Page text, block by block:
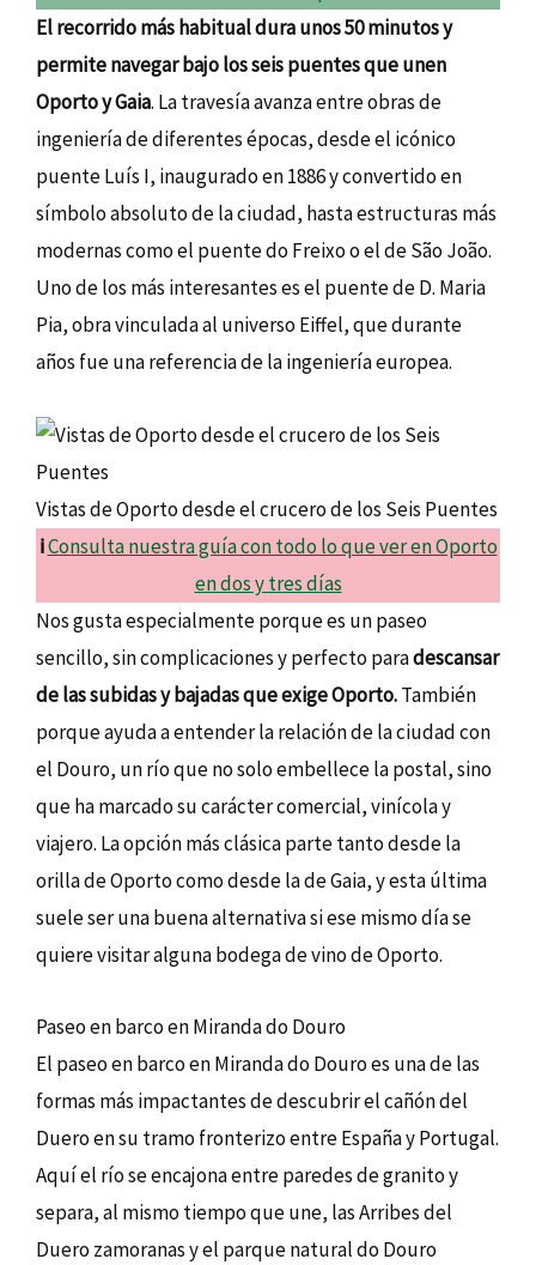
El recorrido más habitual dura unos 50 minutos y
permite navegar bajo los seis puentes que unen
Oporto y Gaia. La travesía avanza entre obras de
ingeniería de diferentes épocas, desde el icónico
puente Luís I, inaugurado en 1886 y convertido en
símbolo absoluto de la ciudad, hasta estructuras más
modernas como el puente do Freixo o el de São João.
Uno de los más interesantes es el puente de D. Maria
Pia, obra vinculada al universo Eiffel, que durante
años fue una referencia de la ingeniería europea.
Vistas de Oporto desde el crucero de los Seis Puentes
ℹ️Consulta nuestra guía con todo lo que ver en Oporto
en dos y tres días
Nos gusta especialmente porque es un paseo
sencillo, sin complicaciones y perfecto paradescansar
de las subidas y bajadas que exige Oporto.También
porque ayuda a entender la relación de la ciudad con
el Douro, un río que no solo embellece la postal, sino
que ha marcado su carácter comercial, vinícola y
viajero. La opción más clásica parte tanto desde la
orilla de Oporto como desde la de Gaia, y esta última
suele ser una buena alternativa si ese mismo día se
quiere visitar alguna bodega de vino de Oporto.
Paseo en barco en Miranda do Douro
El paseo en barco en Miranda do Douro es una de las
formas más impactantes de descubrir el cañón del
Duero en su tramo fronterizo entre España y Portugal.
Aquí el río se encajona entre paredes de granito y
separa, al mismo tiempo que une, las Arribes del
Duero zamoranas y el parque natural do Douro